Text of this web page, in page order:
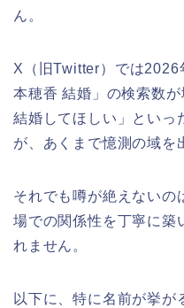
ん。
X（旧Twitter）では2026
本穂香 結婚」の検索数
結婚してほしい」といっ
が、あくまで憶測の域を
それでも噂が絶えないの
場での関係性を丁寧に築
れません。
以下に、特に名前が挙が